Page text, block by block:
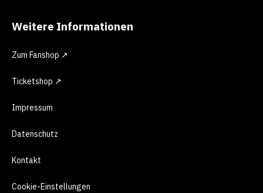
Weitere Informationen
Zum Fanshop ↗
Ticketshop ↗
Impressum
Datenschutz
Kontakt
Cookie-Einstellungen